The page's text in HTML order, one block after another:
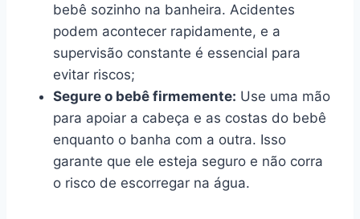
bebê sozinho na banheira. Acidentes
podem acontecer rapidamente, e a
supervisão constante é essencial para
evitar riscos;
Segure o bebê firmemente: Use uma mão
para apoiar a cabeça e as costas do bebê
enquanto o banha com a outra. Isso
garante que ele esteja seguro e não corra
o risco de escorregar na água.